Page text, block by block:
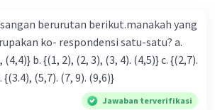
berurutan berikut.manakah yang
satu-satu? a.
(4,5)} c. {(2,7).
(6,9). (8,7)} d. {(3.4), (5,7). (7, 9). (9,6)}
Jawaban terverifikasi